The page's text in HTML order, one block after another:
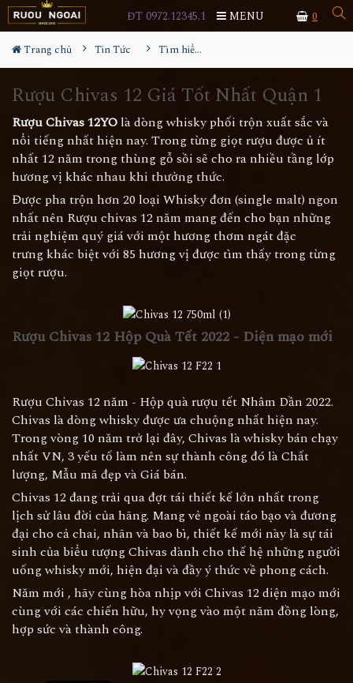
0
ĐT 0972.12345.1 MENU
Trang chủ Tin Tức Tìm hiểu về rượu
Rượu Chivas 12 Giá Tốt Nhất Quận 1
Rượu Chivas 12YOlà dòng whisky phối trộn xuất sắc và
nổi tiếng nhất hiện nay. Trong từng giọt rượu được ủ ít
nhất 12 năm trong thùng gỗ sồi sẽ cho ra nhiều tầng lớp
hương vị khác nhau khi thưởng thức.
Được pha trộn hơn 20 loại Whisky đơn (single malt) ngon
nhất nên Rượu chivas 12 năm mang đến cho bạn những
trải nghiệm quý giá với một hương thơm ngát đặc
trưng khác biệt với 85 hương vị được tìm thấy trong từng
giọt rượu.
Rượu Chivas 12 Hộp Quà Tết 2022 - Diện mạo mới
Rượu Chivas 12 năm - Hộp quà rượu tết Nhâm Dần 2022.
Chivas là dòng whisky được ưa chuộng nhất hiện nay.
Trong vòng 10 năm trở lại đây, Chivas là whisky bán chạy
nhất VN, 3 yếu tố làm nên sự thành công đó là Chất
lượng, Mẫu mã đẹp và Giá bán.
Chivas 12 đang trải qua đợt tái thiết kế lớn nhất trong
lịch sử lâu đời của hãng. Mang vẻ ngoài táo bạo và đương
đại cho cả chai, nhãn và bao bì, thiết kế mới này là sự tái
sinh của biểu tượng Chivas dành cho thế hệ những người
uống whisky mới, hiện đại và đầy ý thức về phong cách.
Năm mới , hãy cùng hòa nhịp với Chivas 12 diện mạo mới
cùng với các chiến hữu, hy vọng vào một năm đồng lòng,
hợp sức và thành công.